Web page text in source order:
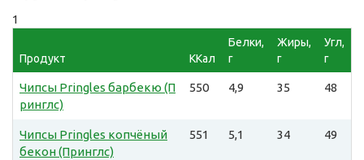
1
Продукт ККал
Белки,
г
Жиры,
г
Угл,
г
Чипсы Pringles барбекю (П
ринглс)
550 4,9 35 48
Чипсы Pringles копчёный
бекон (Принглс)
551 5,1 34 49